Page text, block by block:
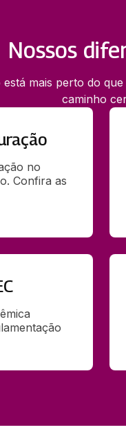
Nossos
está mais perto do
caminho
no
Confira as